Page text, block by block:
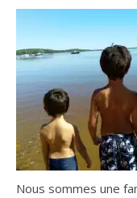
Nous sommes une